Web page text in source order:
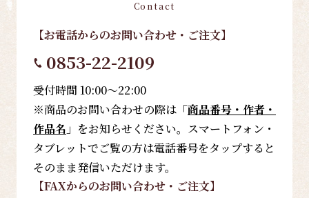
Contact
【お電話からのお問い合わせ・ご注文】
0853-22-2109
受付時間 10:00～22:00
※商品のお問い合わせの際は「商品番号・作者・
作品名 」をお知らせください。スマートフォン・
タブレットでご覧の方は電話番号をタップすると
そのまま発信いただけます。
【FAXからのお問い合わせ・ご注文】